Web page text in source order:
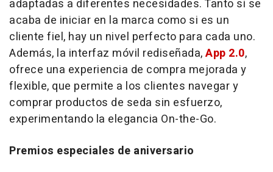
adaptadas a diferentes necesidades. Tanto si se
acaba de iniciar en la marca como si es un
cliente fiel, hay un nivel perfecto para cada uno.
Además, la interfaz móvil rediseñada,App 2.0,
ofrece una experiencia de compra mejorada y
flexible, que permite a los clientes navegar y
comprar productos de seda sin esfuerzo,
experimentando la elegancia On-the-Go.
Premios especiales de aniversario